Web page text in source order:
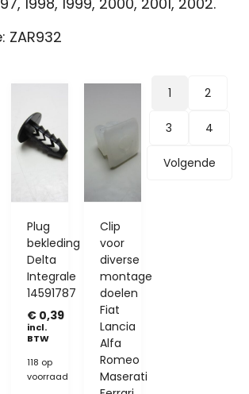
ZAR932
Plug
bekleding
Delta
Integrale
14591787
€0,39
incl.
BTW
118 op
voorraad
Clip
voor
diverse
montage
doelen
Fiat
Lancia
Alfa
Romeo
Maserati
1 2
3 4
Volgende